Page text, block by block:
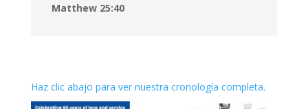
Matthew 25:40
Haz clic abajo para ver nuestra cronología completa.